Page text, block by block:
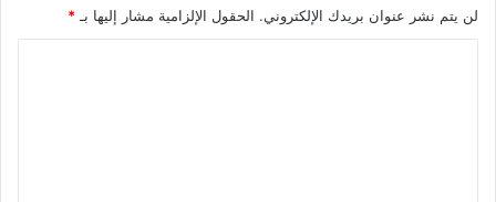
لن يتم نشر عنوان بريدك الإلكتروني. الحقول الإلزامية مشار إليها بـ *